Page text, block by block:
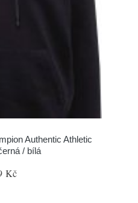
Authentic Athletic
/ bílá
Kč